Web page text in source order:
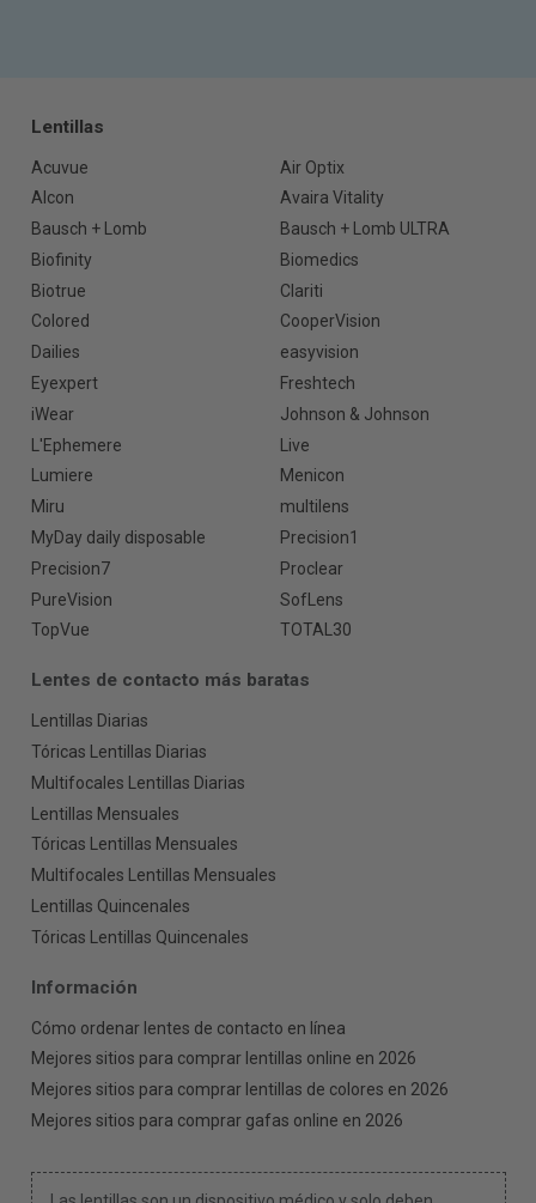
Lentillas
Acuvue
Air Optix
Alcon
Avaira Vitality
Bausch + Lomb
Bausch + Lomb ULTRA
Biofinity
Biomedics
Biotrue
Clariti
Colored
CooperVision
Dailies
easyvision
Eyexpert
Freshtech
iWear
Johnson & Johnson
L'Ephemere
Live
Lumiere
Menicon
Miru
multilens
MyDay daily disposable
Precision1
Precision7
Proclear
PureVision
SofLens
TopVue
TOTAL30
Lentes de contacto más baratas
Lentillas Diarias
Tóricas Lentillas Diarias
Multifocales Lentillas Diarias
Lentillas Mensuales
Tóricas Lentillas Mensuales
Multifocales Lentillas Mensuales
Lentillas Quincenales
Tóricas Lentillas Quincenales
Información
Cómo ordenar lentes de contacto en línea
Mejores sitios para comprar lentillas online en 2026
Mejores sitios para comprar lentillas de colores en 2026
Mejores sitios para comprar gafas online en 2026